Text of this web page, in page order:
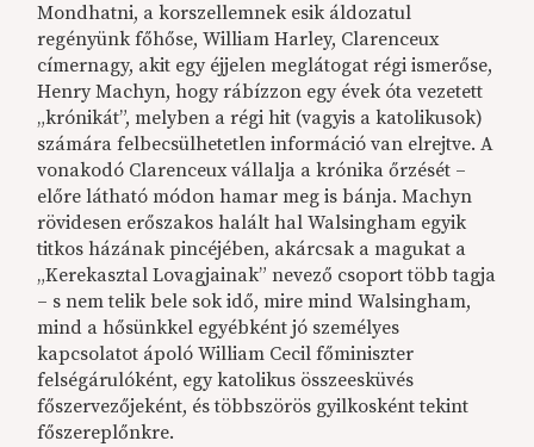
Mondhatni, a korszellemnek esik áldozatul
regényünk főhőse, William Harley, Clarenceux
címernagy, akit egy éjjelen meglátogat régi ismerőse,
Henry Machyn, hogy rábízzon egy évek óta vezetett
„krónikát”, melyben a régi hit (vagyis a katolikusok)
számára felbecsülhetetlen információ van elrejtve. A
vonakodó Clarenceux vállalja a krónika őrzését –
előre látható módon hamar meg is bánja. Machyn
rövidesen erőszakos halált hal Walsingham egyik
titkos házának pincéjében, akárcsak a magukat a
„Kerekasztal Lovagjainak” nevező csoport több tagja
– s nem telik bele sok idő, mire mind Walsingham,
mind a hősünkkel egyébként jó személyes
kapcsolatot ápoló William Cecil főminiszter
felségárulóként, egy katolikus összeesküvés
főszervezőjeként, és többszörös gyilkosként tekint
főszereplőnkre.